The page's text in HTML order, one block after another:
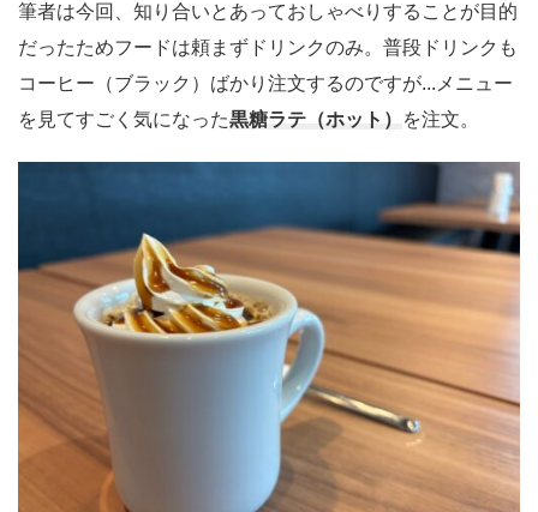
筆者は今回、知り合いとあっておしゃべりすることが目的
だったためフードは頼まずドリンクのみ。普段ドリンクも
コーヒー（ブラック）ばかり注文するのですが...メニュー
を見てすごく気になった黒糖ラテ（ホット） を注文。